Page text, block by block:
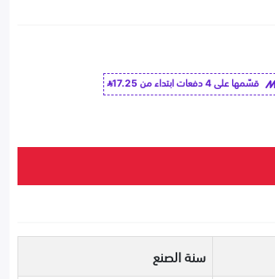
قسّمها على 4 دفعات ابتداء من
17.25
سنة الصنع